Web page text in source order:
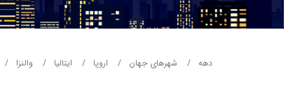
دهه شهرهای جهان اروپا ایتالیا والنزا